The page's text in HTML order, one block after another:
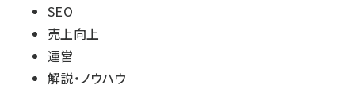
SEO
売上向上
運営
解説・ノウハウ